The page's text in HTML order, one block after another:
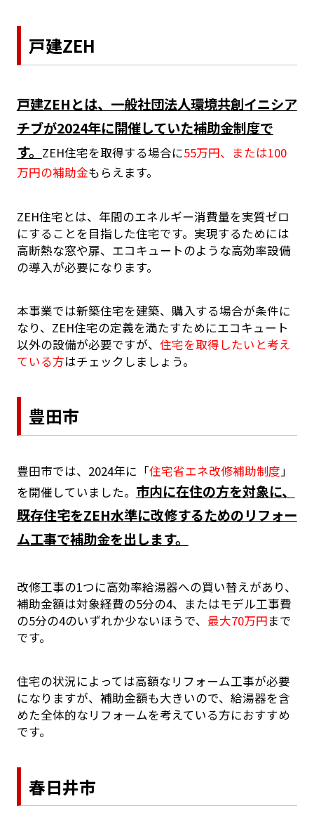
戸建ZEH
戸建ZEHとは、一般社団法人環境共創イニシア
チブが2024年に開催していた補助金制度で
す。 ZEH住宅を取得する場合に55万円、または100
万円の補助金もらえます。
ZEH住宅とは、年間のエネルギー消費量を実質ゼロ
にすることを目指した住宅です。実現するためには
高断熱な窓や扉、エコキュートのような高効率設備
の導入が必要になります。
本事業では新築住宅を建築、購入する場合が条件に
なり、ZEH住宅の定義を満たすためにエコキュート
以外の設備が必要ですが、 住宅を取得したいと考え
ている方はチェックしましょう。
豊田市
豊田市では、2024年に「住宅省エネ改修補助制度」
を開催していました。 市内に在住の方を対象に、
既存住宅をZEH水準に改修するためのリフォー
ム工事で補助金を出します。
改修工事の1つに高効率給湯器への買い替えがあり、
補助金額は対象経費の5分の4、またはモデル工事費
の5分の4のいずれか少ないほうで、 最大70万円まで
です。
住宅の状況によっては高額なリフォーム工事が必要
になりますが、補助金額も大きいので、給湯器を含
めた全体的なリフォームを考えている方におすすめ
です。
春日井市